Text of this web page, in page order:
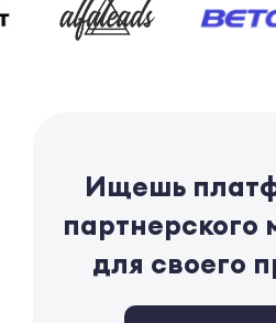
Ищешь
партнерского
для своего